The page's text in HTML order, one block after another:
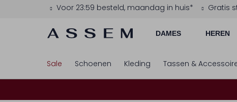
Voor 23:59 besteld, maandag in huis* Gratis
DAMES HEREN
Sale Schoenen Kleding Tassen &